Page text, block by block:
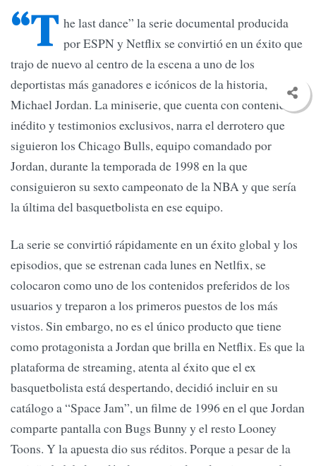
“T he last dance” la serie documental producida
por ESPN y Netflix se convirtió en un éxito que
trajo de nuevo al centro de la escena a uno de los
deportistas más ganadores e icónicos de la historia,
Michael Jordan. La miniserie, que cuenta con contenido
inédito y testimonios exclusivos, narra el derrotero que
siguieron los Chicago Bulls, equipo comandado por
Jordan, durante la temporada de 1998 en la que
consiguieron su sexto campeonato de la NBA y que sería
la última del basquetbolista en ese equipo.
La serie se convirtió rápidamente en un éxito global y los
episodios, que se estrenan cada lunes en Netlfix, se
colocaron como uno de los contenidos preferidos de los
usuarios y treparon a los primeros puestos de los más
vistos. Sin embargo, no es el único producto que tiene
como protagonista a Jordan que brilla en Netflix. Es que la
plataforma de streaming, atenta al éxito que el ex
basquetbolista está despertando, decidió incluir en su
catálogo a “Space Jam”, un filme de 1996 en el que Jordan
comparte pantalla con Bugs Bunny y el resto Looney
Toons. Y la apuesta dio sus réditos. Porque a pesar de la